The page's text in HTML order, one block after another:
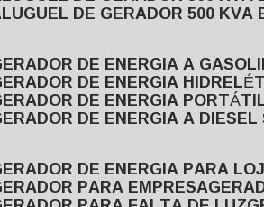
ALUGUEL DE GERADOR 500
GERADOR DE ENERGIA A
GERADOR DE ENERGIA
GERADOR DE ENERGIA
GERADOR DE ENERGIA A
GERADOR DE ENERGIA PARA
GERADOR PARA EMPRESA